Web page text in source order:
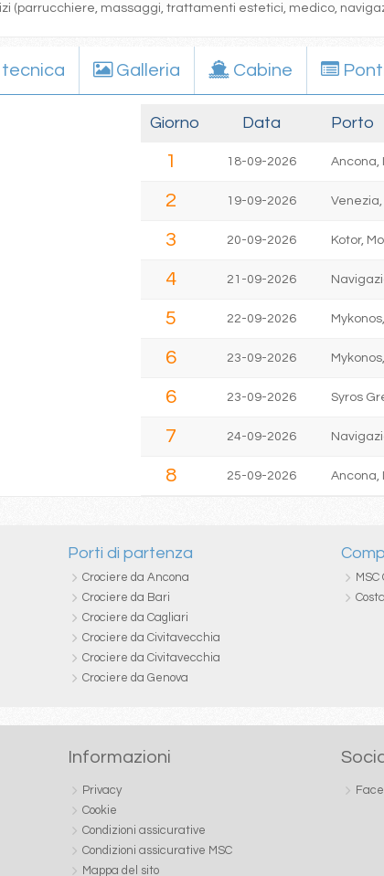
(parrucchiere, massaggi, trattamenti estetici, medico,
Galleria Cabine
Giorno Data Porto
1 18-09-2026 Ancona,
2 19-09-2026
3 20-09-2026 Kotor,
4 21-09-2026
5 22-09-2026
6 23-09-2026
6 23-09-2026 Syros
7 24-09-2026
8 25-09-2026 Ancona,
Porti di partenza
Crociere da Ancona
Crociere da Bari
Crociere da Cagliari
Crociere da Civitavecchia
Crociere da Civitavecchia
Crociere da Genova
Informazioni
Privacy
Cookie
Condizioni assicurative
Condizioni assicurative MSC
Mappa del sito